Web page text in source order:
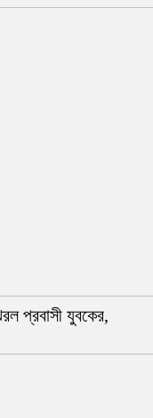
প্রবাসী যুবকের,